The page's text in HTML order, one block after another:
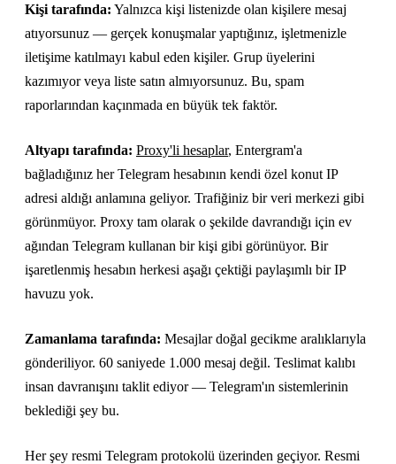
Kişi tarafında: Yalnızca kişi listenizde olan kişilere mesaj
atıyorsunuz — gerçek konuşmalar yaptığınız, işletmenizle
iletişime katılmayı kabul eden kişiler. Grup üyelerini
kazımıyor veya liste satın almıyorsunuz. Bu, spam
raporlarından kaçınmada en büyük tek faktör.
Altyapı tarafında: Proxy'li hesaplar, Entergram'a
bağladığınız her Telegram hesabının kendi özel konut IP
adresi aldığı anlamına geliyor. Trafiğiniz bir veri merkezi gibi
görünmüyor. Proxy tam olarak o şekilde davrandığı için ev
ağından Telegram kullanan bir kişi gibi görünüyor. Bir
işaretlenmiş hesabın herkesi aşağı çektiği paylaşımlı bir IP
havuzu yok.
Zamanlama tarafında: Mesajlar doğal gecikme aralıklarıyla
gönderiliyor. 60 saniyede 1.000 mesaj değil. Teslimat kalıbı
insan davranışını taklit ediyor — Telegram'ın sistemlerinin
beklediği şey bu.
Her şey resmi Telegram protokolü üzerinden geçiyor. Resmi